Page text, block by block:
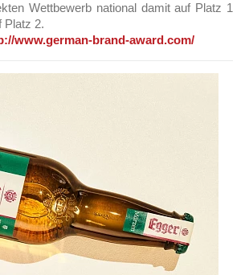
Wettbewerb national damit auf Platz 1
Platz 2.
www.german-brand-award.com/